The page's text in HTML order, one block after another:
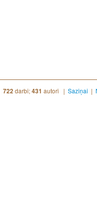
722 darbi;431 autori | Saziņai |